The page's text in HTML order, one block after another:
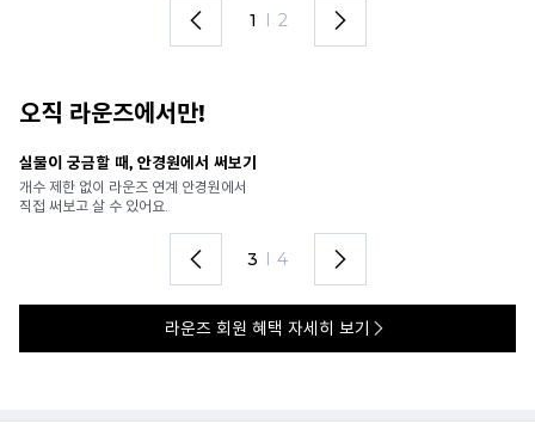
2 I 2
오직 라운즈에서만!
안경 렌즈 맞춤까지 한 번에
가까운 안경원으로 배송받아
렌즈 맞춤부터 피팅까지 편하게!
4 I 4
라운즈 회원 혜택 자세히 보기